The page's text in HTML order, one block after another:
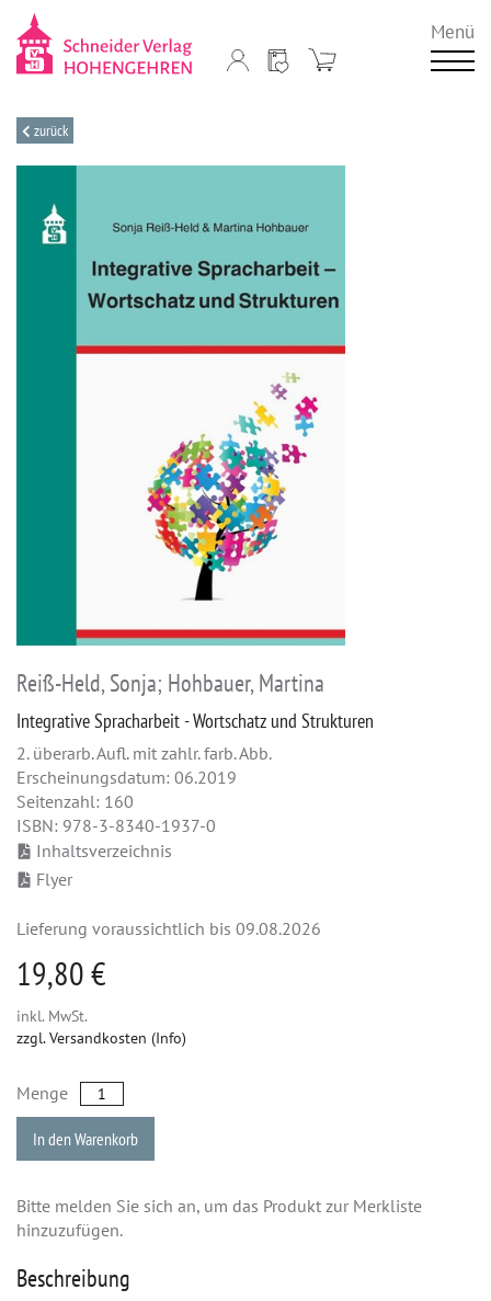
Menü
zurück
Reiß-Held, Sonja; Hohbauer, Martina
Integrative Spracharbeit - Wortschatz und Strukturen
2. überarb. Aufl. mit zahlr. farb. Abb.
Erscheinungsdatum: 06.2019
Seitenzahl: 160
ISBN: 978-3-8340-1937-0
Inhaltsverzeichnis
Flyer
Lieferung voraussichtlich bis 09.08.2026
19,80 €
inkl. MwSt.
zzgl. Versandkosten (Info)
Menge
In den Warenkorb
Bitte melden Sie sich an, um das Produkt zur Merkliste
hinzuzufügen.
Beschreibung